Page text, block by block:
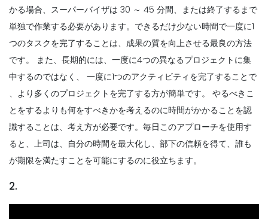
かる場合、スーパーバイザは 30 ～ 45 分間、または終了するまで
単独で作業する必要があります。できるだけ少ない時間で一度に1
つのタスクを完了することは、成果の質を向上させる最良の方法
です。
また、長期的には、一度に4つの異なるプロジェクトに集
中するのではなく、
一度に1つのアクティビティを完了することで
、より多くのプロジェクトを完了する方が簡単です。
やるべきこ
とをするよりも何をすべきかを考えるのに時間がかかることを認
識することは、考え方が必要です。毎日このアプローチを使用す
ると、上司は、自分の時間を最大化し、部下の信頼を得て、誰も
が期限を満たすことを可能にするのに役立ちます。
2.